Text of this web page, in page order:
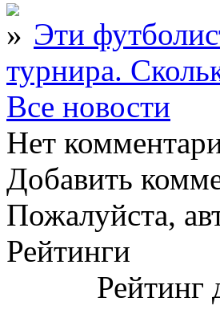
Эти
турнира.
Все новости
Нет
Добавить
Пожалуйста,
Рейтинги
Рейтинг